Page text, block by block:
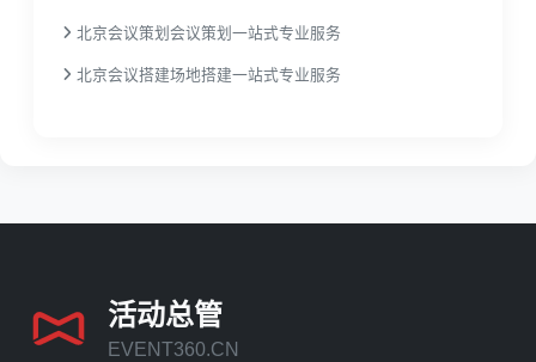
北京会议策划会议策划一站式专业服务
北京会议搭建场地搭建一站式专业服务
活动总管
EVENT360.CN